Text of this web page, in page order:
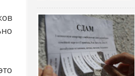
относительно новый правовой
институт в России. Норма об этом
(п. 7.1 ч. 1 ст. 81 ТК РФ) появилась в
Трудовом кодексе в 2012 году в
ходе совершенствования...